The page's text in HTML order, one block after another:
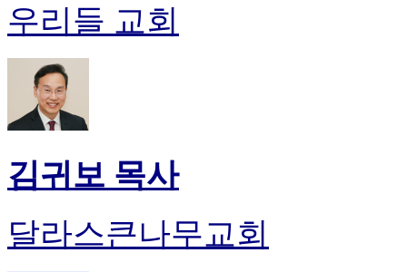
우리들 교회
김귀보 목사
달라스큰나무교회